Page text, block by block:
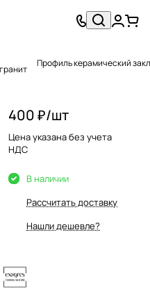
Профиль керамический
400 ₽/шт
Цена указана без учета
НДС
В наличии
Рассчитать доставку
Нашли дешевле?